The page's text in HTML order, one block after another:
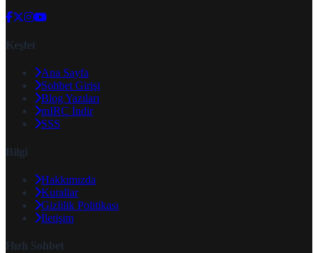
Keşfet
Ana Sayfa
Sohbet Girişi
Blog Yazıları
mIRC İndir
SSS
Bilgi
Hakkımızda
Kurallar
Gizlilik Politikası
İletişim
Hızlı Sohbet